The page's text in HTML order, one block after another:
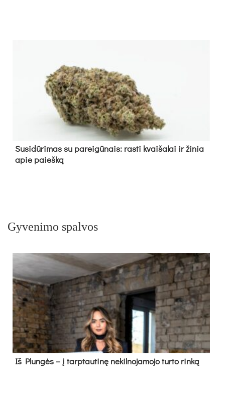
Su­si­dū­ri­mas su pa­rei­gū­nais: ras­ti kvai­ša­lai ir ži­nia
apie paieš­ką
Gyvenimo spalvos
Iš Plungės – į tarptautinę nekilnojamojo turto rinką